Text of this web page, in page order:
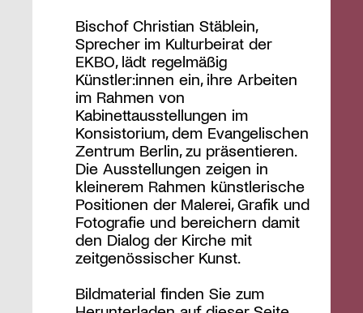
Bischof Christian Stäblein,
Sprecher im Kulturbeirat der
EKBO, lädt regelmäßig
Künstler:innen ein, ihre Arbeiten
im Rahmen von
Kabinettausstellungen im
Konsistorium, dem Evangelischen
Zentrum Berlin, zu präsentieren.
Die Ausstellungen zeigen in
kleinerem Rahmen künstlerische
Positionen der Malerei, Grafik und
Fotografie und bereichern damit
den Dialog der Kirche mit
zeitgenössischer Kunst.
Bildmaterial finden Sie zum